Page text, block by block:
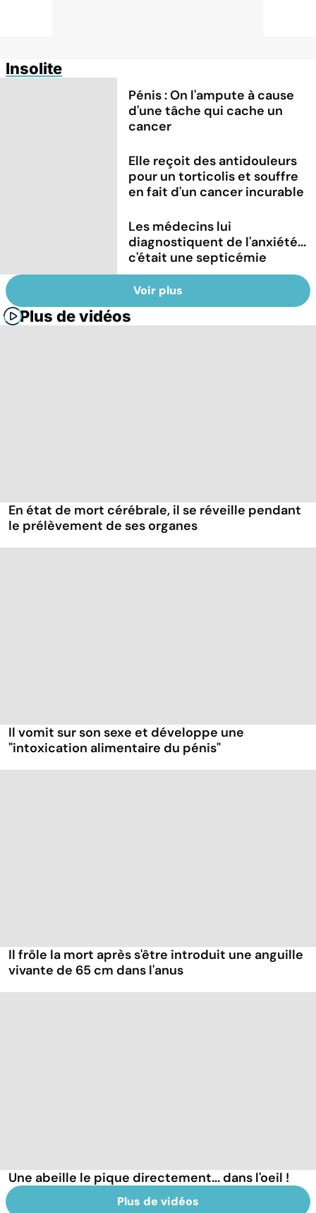
Insolite
Pénis : On l'ampute à cause
d'une tâche qui cache un
cancer
Elle reçoit des antidouleurs
pour un torticolis et souffre
en fait d'un cancer incurable
Les médecins lui
diagnostiquent de l'anxiété...
c'était une septicémie
Voir plus
Plus de vidéos
En état de mort cérébrale, il se réveille pendant
le prélèvement de ses organes
Il vomit sur son sexe et développe une
"intoxication alimentaire du pénis"
Il frôle la mort après s'être introduit une anguille
vivante de 65 cm dans l'anus
Une abeille le pique directement... dans l'oeil !
Plus de vidéos